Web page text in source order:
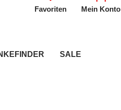
Favoriten Mein Konto
SALE